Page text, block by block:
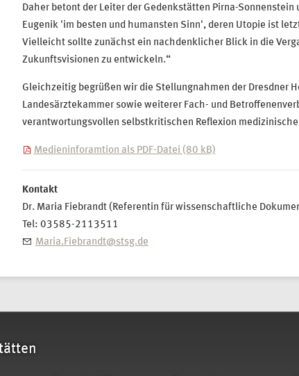
Daher betont der Leiter der Gedenkstätten Pirna-
Eugenik 'im besten und humansten Sinn', deren Utopie ist
Vielleicht sollte zunächst ein nachdenklicher Blick in die
Zukunftsvisionen zu entwickeln.“
Gleichzeitig begrüßen wir die Stellungnahmen der Dresdner
Landesärztekammer sowie weiterer Fach- und
verantwortungsvollen selbstkritischen Reflexion
Medieninforamtion als PDF-Datei (80 kB)
Kontakt
Dr. Maria Fiebrandt (Referentin für wissenschaftliche
Tel: 03585-2113511
Maria.Fiebrandt@stsg.de